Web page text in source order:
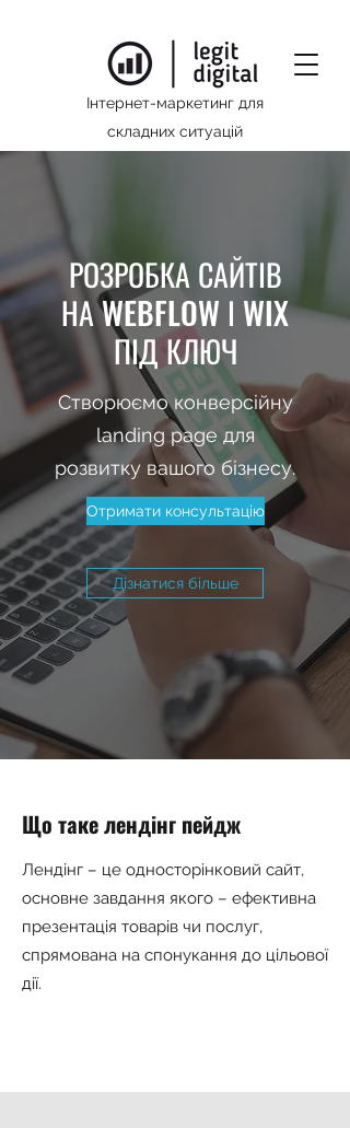
Інтернет-маркетинг для
складних ситуацій
РОЗРОБКА САЙТІВ
НА WEBFLOW І WIX
ПІД КЛЮЧ
Створюємо конверсійну
landing page для
розвитку вашого бізнесу.
Отримати консультацію
Дізнатися більше
Що таке лендінг пейдж
Лендінг – це односторінковий сайт,
основне завдання якого – ефективна
презентація товарів чи послуг,
спрямована на спонукання до цільової
дії.